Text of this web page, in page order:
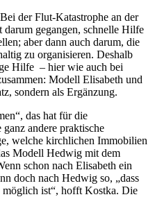
der Flut-Katastrophe an der
darum gegangen, schnelle Hilfe
aber dann auch darum, die
zu organisieren. Deshalb
Hilfe – hier wie auch bei
Modell Elisabeth und
sondern als Ergänzung.
das hat für die
andere praktische
welche kirchlichen Immobilien
Modell Hedwig mit dem
schon nach Elisabeth ein
doch nach Hedwig so, „dass
ist“, hofft Kostka. Die